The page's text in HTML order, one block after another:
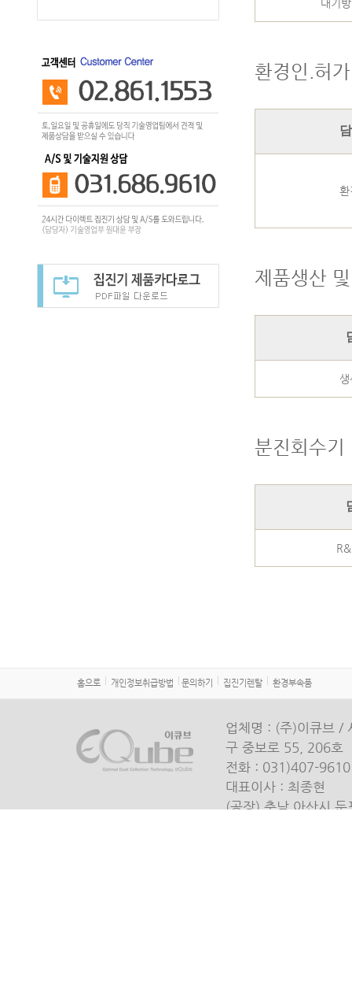
대기
환경인.허
환
제품생산
분진회수기
홈으로 개인정보취급방법 문의하기 집진기렌탈 환경부속품
업체명 : (주)이큐브 /
구 중보로 55, 206호
전화 : 031)407-
대표이사 : 최종현
(공장) 충남 아산시